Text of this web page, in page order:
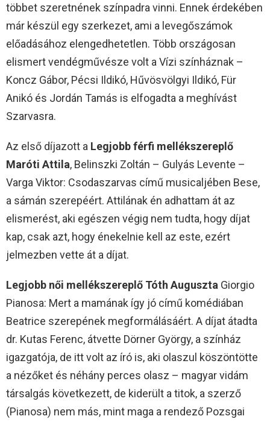
többet szeretnének színpadra vinni. Ennek érdekében
már készül egy szerkezet, ami a levegőszámok
előadásához elengedhetetlen. Több országosan
elismert vendégművésze volt a Vízi színháznak –
Koncz Gábor, Pécsi Ildikó, Hűvösvölgyi Ildikó, Für
Anikó és Jordán Tamás is elfogadta a meghívást
Szarvasra.
Az első díjazott a Legjobb férfi mellékszereplő
Maróti Attila, Belinszki Zoltán – Gulyás Levente –
Varga Viktor: Csodaszarvas című musicaljében Bese,
a sámán szerepéért. Attilának én adhattam át az
elismerést, aki egészen végig nem tudta, hogy díjat
kap, csak azt, hogy énekelnie kell az este, ezért
jelmezben vette át a díjat.
Legjobb női mellékszereplő Tóth Auguszta Giorgio
Pianosa: Mert a mamának így jó című komédiában
Beatrice szerepének megformálásáért. A díjat átadta
dr. Kutas Ferenc, átvette Dörner György, a színház
igazgatója, de itt volt az író is, aki olaszul köszöntötte
a nézőket és néhány perces olasz – magyar vidám
társalgás következett, de kiderült a titok, a szerző
(Pianosa) nem más, mint maga a rendező Pozsgai